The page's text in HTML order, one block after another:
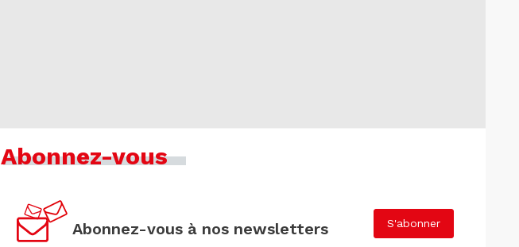
Abonnez-vous
Abonnez-vous à nos newsletters S'abonner